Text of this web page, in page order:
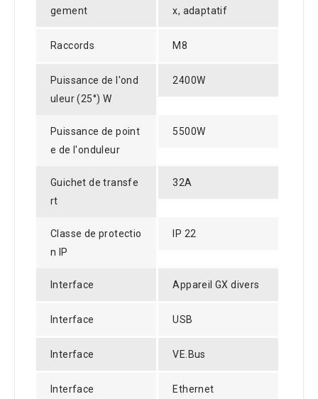
gement
x, adaptatif
Raccords M8
Puissance de l'ond
uleur (25°) W
2400W
Puissance de point
e de l'onduleur
5500W
Guichet de transfe
rt
32A
Classe de protectio
n IP
IP 22
Interface Appareil GX divers
Interface USB
Interface VE.Bus
Interface Ethernet